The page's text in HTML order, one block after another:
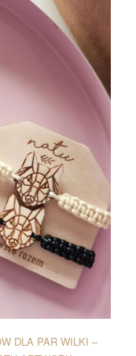
DLA PAR WILKI –